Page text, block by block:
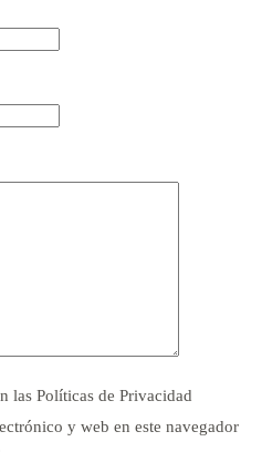
lasPolíticas de Privacidad
y web en este navegador